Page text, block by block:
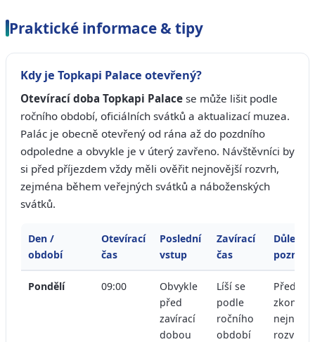
Praktické informace & tipy
Kdy je Topkapi Palace otevřený?
Otevírací doba Topkapi Palace se může lišit podle
ročního období, oficiálních svátků a aktualizací muzea.
Palác je obecně otevřený od rána až do pozdního
odpoledne a obvykle je v úterý zavřeno. Návštěvníci by
si před příjezdem vždy měli ověřit nejnovější rozvrh,
zejména během veřejných svátků a náboženských
svátků.
Den /
období
Otevírací
čas
Poslední
vstup
Zavírací
čas
Důležitá
Pondělí 09:00
Obvykle
před
zavírací
dobou
Líší se
podle
ročního
období
Před
rozvrh.